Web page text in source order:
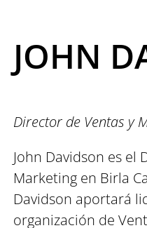
JOHN
Director de Ventas y
John Davidson es el
Marketing en Birla
Davidson aportará
organización de